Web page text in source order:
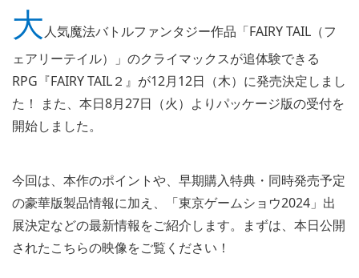
大人気魔法バトルファンタジー作品「FAIRY TAIL（フ
ェアリーテイル）」のクライマックスが追体験できる
RPG『FAIRY TAIL２』が12月12日（木）に発売決定しまし
た！ また、本日8月27日（火）よりパッケージ版の受付を
開始しました。
今回は、本作のポイントや、早期購入特典・同時発売予定
の豪華版製品情報に加え、「東京ゲームショウ2024」出
展決定などの最新情報をご紹介します。まずは、本日公開
されたこちらの映像をご覧ください！